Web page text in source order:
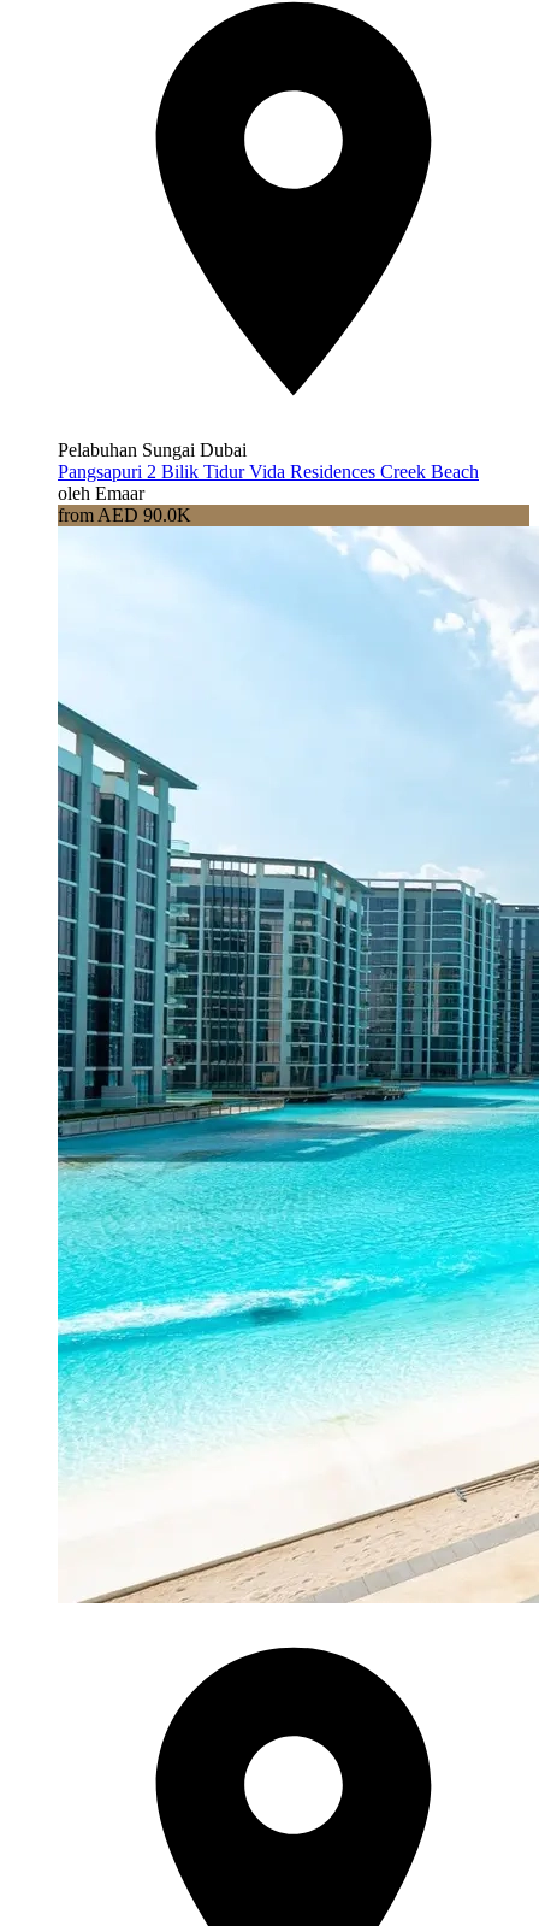
Pelabuhan Sungai Dubai
Pangsapuri 2 Bilik Tidur Vida Residences Creek Beach
oleh Emaar
from AED 90.0K